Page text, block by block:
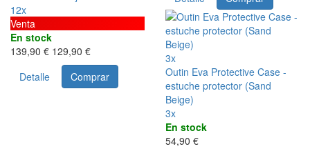
12x
Venta
En stock
139,90 € 129,90 €
Detalle
Comprar
3x
Outin Eva Protective Case -
estuche protector (Sand
Beige)
3x
En stock
54,90 €